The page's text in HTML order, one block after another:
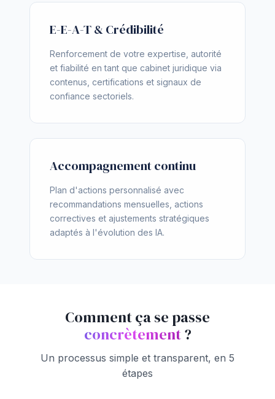
E-E-A-T & Crédibilité
Renforcement de votre expertise, autorité
et fiabilité en tant que cabinet juridique via
contenus, certifications et signaux de
confiance sectoriels.
Accompagnement continu
Plan d'actions personnalisé avec
recommandations mensuelles, actions
correctives et ajustements stratégiques
adaptés à l'évolution des IA.
Comment ça se passe
concrètement?
Un processus simple et transparent, en 5
étapes